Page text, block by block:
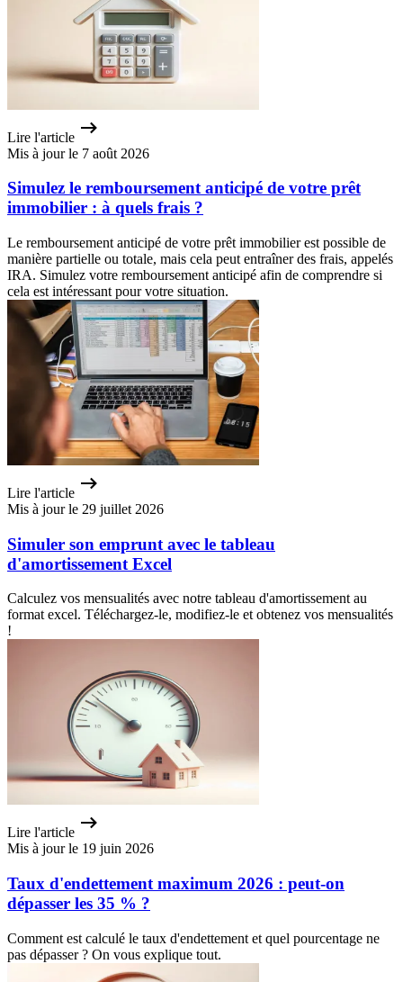
Lire l'article
Mis à jour le 7 août 2026
Simulez le remboursement anticipé de votre prêt
immobilier : à quels frais ?
Le remboursement anticipé de votre prêt immobilier est possible de
manière partielle ou totale, mais cela peut entraîner des frais, appelés
IRA. Simulez votre remboursement anticipé afin de comprendre si
cela est intéressant pour votre situation.
Lire l'article
Mis à jour le 29 juillet 2026
Simuler son emprunt avec le tableau
d'amortissement Excel
Calculez vos mensualités avec notre tableau d'amortissement au
format excel. Téléchargez-le, modifiez-le et obtenez vos mensualités
!
Lire l'article
Mis à jour le 19 juin 2026
Taux d'endettement maximum 2026 : peut-on
dépasser les 35 % ?
Comment est calculé le taux d'endettement et quel pourcentage ne
pas dépasser ? On vous explique tout.